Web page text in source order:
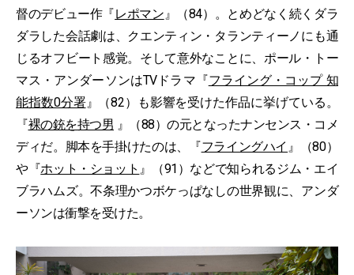
督のデビュー作『レポマン』（84）。とめどなく続くダラ
ダラした会話劇は、クエンティン・タランティーノにも通
じるオフビート感覚。そして意外なことに、ポール・トー
マス・アンダーソンはTVドラマ『フライング・コップ 知
能指数0分署』（82）も影響を受けた作品に挙げている。
『裸の銃を持つ男 』（88）の元となったナンセンス・コメ
ディだ。脚本を手掛けたのは、『フライングハイ 』（80）
や『ホット・ショット 』（91）などで知られるジム・エイ
ブラハムズ。不条理かつボケっぱなしの世界観に、アンダ
ーソンは衝撃を受けた。